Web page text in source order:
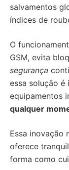
salvamentos
índices de
O
GSM, evita
segurança
essa solução é
equipamentos
qualquer
Essa inovação
oferece
forma como